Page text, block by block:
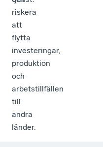
riskera
att
flytta
investeringar,
produktion
och
arbetstillfällen
till
andra
länder.